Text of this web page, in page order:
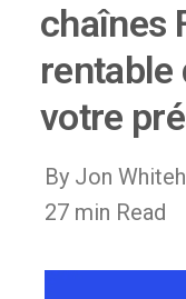
chaînes
rentable
votre
By Jon
27 min Read